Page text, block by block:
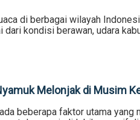
di berbagai wilayah
kondisi berawan, udara
Melonjak di Musim
beberapa faktor utama yang